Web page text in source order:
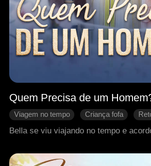
Quem Precisa de um
Viagem no tempo Criança fofa
Romance antigo